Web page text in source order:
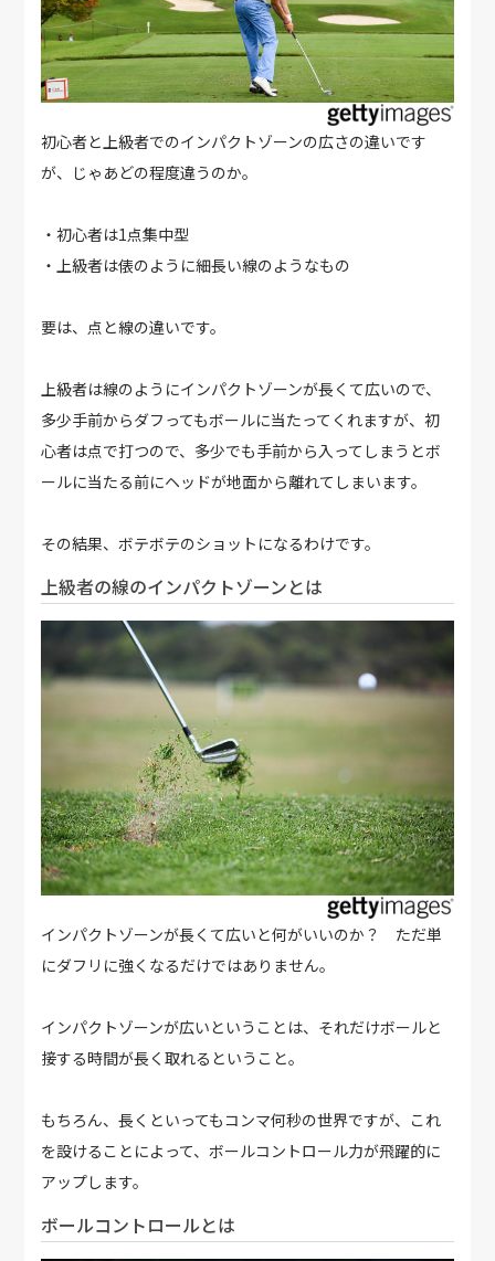
初心者と上級者でのインパクトゾーンの広さの違いです
が、じゃあどの程度違うのか。
・初心者は1点集中型
・上級者は俵のように細長い線のようなもの
要は、点と線の違いです。
上級者は線のようにインパクトゾーンが長くて広いので、
多少手前からダフってもボールに当たってくれますが、初
心者は点で打つので、多少でも手前から入ってしまうとボ
ールに当たる前にヘッドが地面から離れてしまいます。
その結果、ボテボテのショットになるわけです。
上級者の線のインパクトゾーンとは
インパクトゾーンが長くて広いと何がいいのか？ ただ単
にダフリに強くなるだけではありません。
インパクトゾーンが広いということは、それだけボールと
接する時間が長く取れるということ。
もちろん、長くといってもコンマ何秒の世界ですが、これ
を設けることによって、ボールコントロール力が飛躍的に
アップします。
ボールコントロールとは